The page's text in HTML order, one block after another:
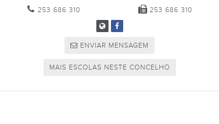
253 686 310 253 686 310
ENVIAR MENSAGEM
MAIS ESCOLAS NESTE CONCELHO